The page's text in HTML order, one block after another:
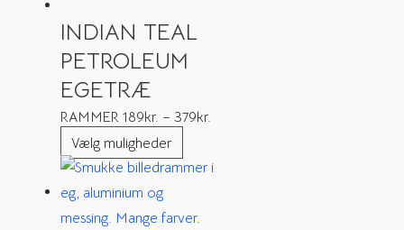
INDIAN TEAL
PETROLEUM
EGETRÆ
RAMMER 189kr. – 379kr.
Vælg muligheder